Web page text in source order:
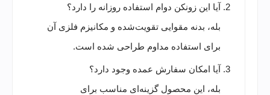
آیا این زونکن دوام استفاده روزانه را دارد؟
بله، بدنه مقوایی تقویت‌شده و مکانیزم فلزی آن
برای استفاده مداوم طراحی شده است.
آیا امکان سفارش عمده وجود دارد؟
بله، این محصول گزینه‌ای مناسب برای